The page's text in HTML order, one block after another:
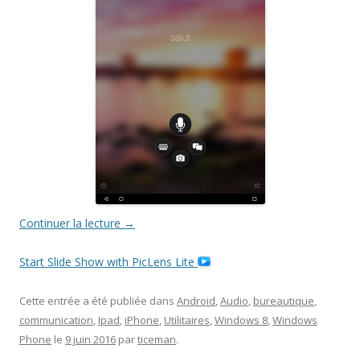
Continuer la lecture →
Start Slide Show with PicLens Lite
Cette entrée a été publiée dans Android,Audio, bureautique,
communication, Ipad, iPhone, Utilitaires,Windows 8,Windows
Phone le 9 juin 2016 particeman.